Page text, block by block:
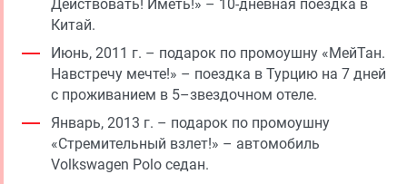
Действовать! Иметь!» – 10-дневная поездка в
Китай.
Июнь, 2011 г. – подарок по промоушну «МейТан.
Навстречу мечте!» – поездка в Турцию на 7 дней
с проживанием в 5–звездочном отеле.
Январь, 2013 г. – подарок по промоушну
«Стремительный взлет!» – автомобиль
Volkswagen Polo седан.